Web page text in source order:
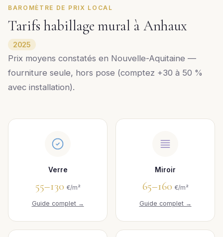
BAROMÈTRE DE PRIX LOCAL
Tarifs habillage mural à Anhaux
2025
Prix moyens constatés en Nouvelle-Aquitaine —
fourniture seule, hors pose (comptez +30 à 50 %
avec installation).
Verre
55–130 €/m²
Guide complet →
Miroir
65–160 €/m²
Guide complet →